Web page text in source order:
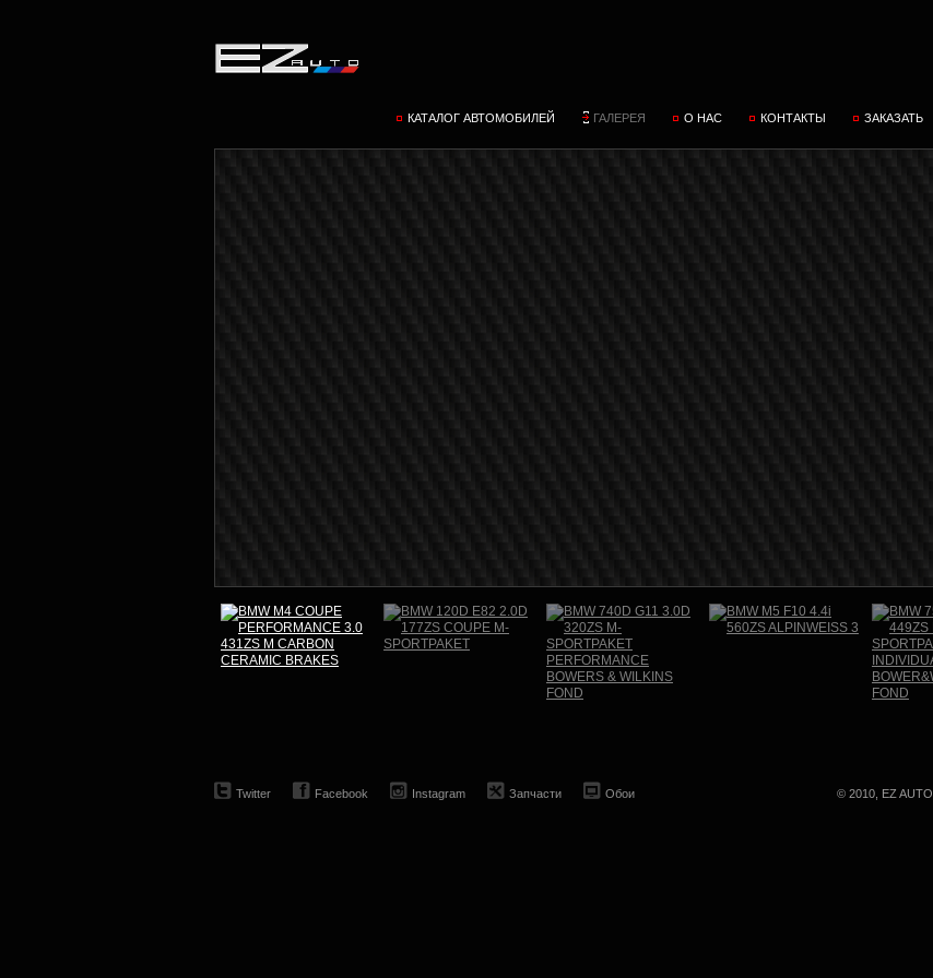
КАТАЛОГ АВТОМОБИЛЕЙ ГАЛЕРЕЯ О НАС КОНТАКТЫ ЗАКАЗАТЬ
Twitter Facebook Instagram Запчасти Обои © 2010, EZ AUTO